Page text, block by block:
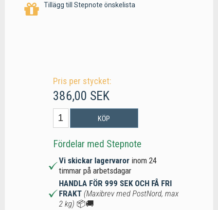
Tillägg till Stepnote önskelista
Pris per stycket:
386,00 SEK
KÖP
Fördelar med Stepnote
Vi skickar lagervaror inom 24
timmar på arbetsdagar
HANDLA FÖR 999 SEK OCH FÅ FRI
FRAKT (Maxibrev med PostNord, max
2 kg) 📦🚚